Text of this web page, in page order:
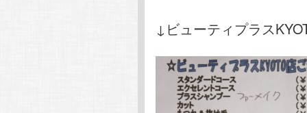
↓ビューティプラス